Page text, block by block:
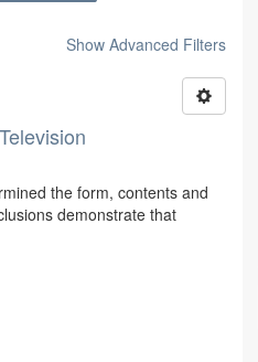
Show Advanced Filters
the form, contents and
demonstrate that